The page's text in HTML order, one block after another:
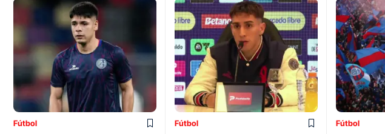
Fútbol Fútbol Fútbol